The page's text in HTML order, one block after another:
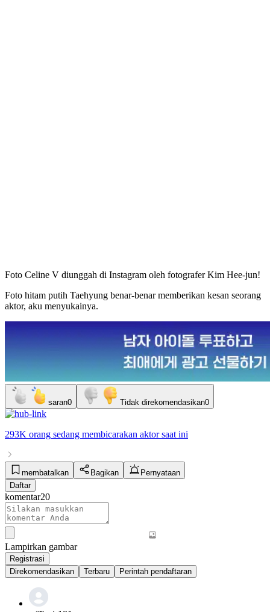
Foto Celine V diunggah di Instagram oleh fotografer Kim Hee-jun!
Foto hitam putih Taehyung benar-benar memberikan kesan seorang
aktor, aku menyukainya.
saran0 Tidak direkomendasikan0
293K orang sedang membicarakan aktorsaat ini
membatalkan Bagikan
Pernyataan
Daftar
komentar20
Lampirkan gambar
Registrasi
Direkomendasikan
Terbaru Perintah pendaftaran